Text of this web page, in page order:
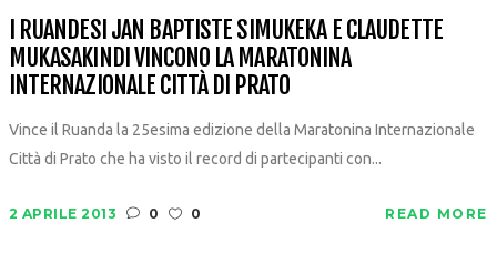
I RUANDESI JAN BAPTISTE SIMUKEKA E CLAUDETTE
MUKASAKINDI VINCONO LA MARATONINA
INTERNAZIONALE CITTÀ DI PRATO
Vince il Ruanda la 25esima edizione della Maratonina Internazionale
Città di Prato che ha visto il record di partecipanti con...
2 APRILE 2013 0 0 READ MORE